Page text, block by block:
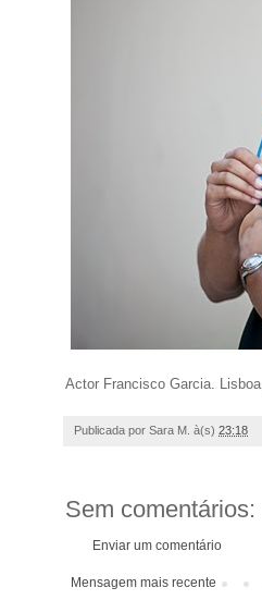
Actor Francisco Garcia.
Publicada por Sara M. à(s) 23:18
Sem comentários:
Enviar um comentário
Mensagem mais recente